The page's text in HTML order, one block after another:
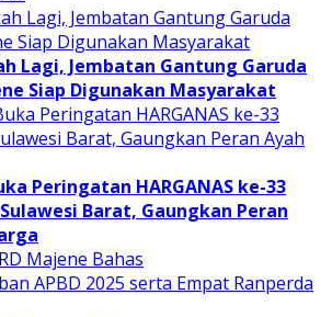
Lagi, Jembatan Gantung Garuda
Siap Digunakan Masyarakat
Peringatan HARGANAS ke-33
Barat, Gaungkan Peran